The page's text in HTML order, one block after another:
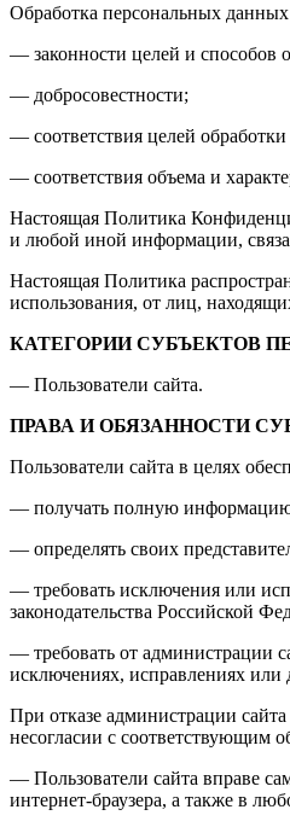
Обработка персональных
— законности целей и способов
— добросовестности;
— соответствия целей
— соответствия объема и
Настоящая Политика
и любой иной информации,
Настоящая Политика
использования, от лиц,
КАТЕГОРИИ СУБЪЕКТОВ
— Пользователи сайта.
ПРАВА И ОБЯЗАННОСТИ
Пользователи сайта в целях
— получать полную информацию
— определять своих
— требовать исключения или
законодательства Российской
— требовать от администрации
исключениях, исправлениях или
При отказе администрации
несогласии с соответствующим
— Пользователи сайта вправе
интернет-браузера, а также в